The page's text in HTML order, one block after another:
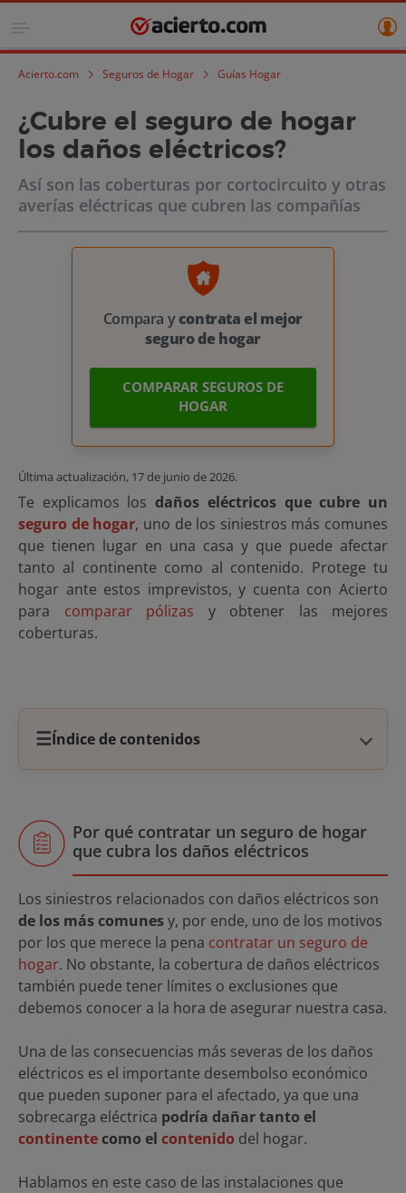
Acierto.com Seguros de Hogar Guías Hogar
¿Cubre el seguro de hogar
los daños eléctricos?
Así son las coberturas por cortocircuito y otras
averías eléctricas que cubren las compañías
Compara ycontrata el mejor
seguro de hogar
COMPARAR SEGUROS DE
HOGAR
Última actualización, 17 de junio de 2026.
Te explicamos losdaños eléctricos que cubre un
seguro de hogar, uno de los siniestros más comunes
que tienen lugar en una casa y que puede afectar
tanto al continente como al contenido. Protege tu
hogar ante estos imprevistos, y cuenta con Acierto
para comparar pólizas y obtener las mejores
coberturas.
☰Índice de contenidos
Por qué contratar un seguro de hogar
que cubra los daños eléctricos
Los siniestros relacionados con daños eléctricos son
de los más comunesy, por ende, uno de los motivos
por los que merece la pena contratar un seguro de
hogar. No obstante, la cobertura de daños eléctricos
también puede tener límites o exclusiones que
debemos conocer a la hora de asegurar nuestra casa.
Una de las consecuencias más severas de los daños
eléctricos es el importante desembolso económico
que pueden suponer para el afectado, ya que una
sobrecarga eléctrica podría dañar tanto el
continentecomo el contenido del hogar.
Hablamos en este caso de las instalaciones que